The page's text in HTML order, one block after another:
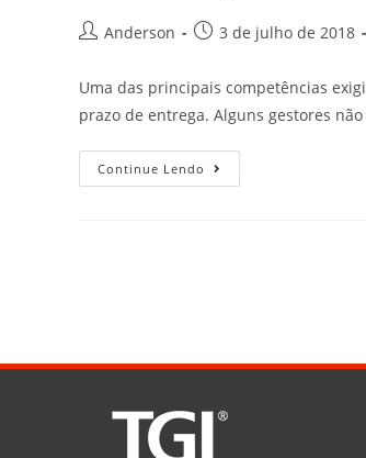
Anderson 3 de julho de 2018
Uma das principais competências
prazo de entrega. Alguns gestores
Continue Lendo